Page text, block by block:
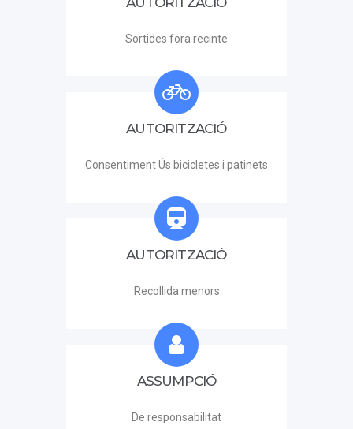
Sortides fora recinte
AUTORITZACIÓ
Consentiment Ús bicicletes i patinets
AUTORITZACIÓ
Recollida menors
ASSUMPCIÓ
De responsabilitat